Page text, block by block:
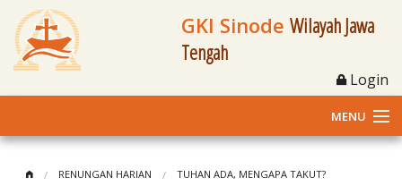
GKI Sinode Wilayah Jawa
Tengah
Login
MENU
RENUNGAN HARIAN TUHAN ADA, MENGAPA TAKUT?